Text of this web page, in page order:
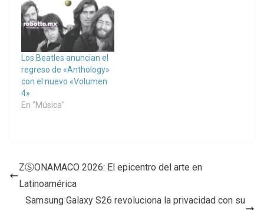
Los Beatles anuncian el
regreso de «Anthology»
con el nuevo «Volumen
4»
En "Música"
ZⓈONAMACO 2026: El epicentro del arte en
Latinoamérica
Samsung Galaxy S26 revoluciona la privacidad con su